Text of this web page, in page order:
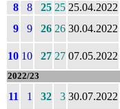
8
8 25 25 25.04.2022
9
9 26 26 30.04.2022
10 10 27 27 07.05.2022
2022/23
11 1 32 3 30.07.2022